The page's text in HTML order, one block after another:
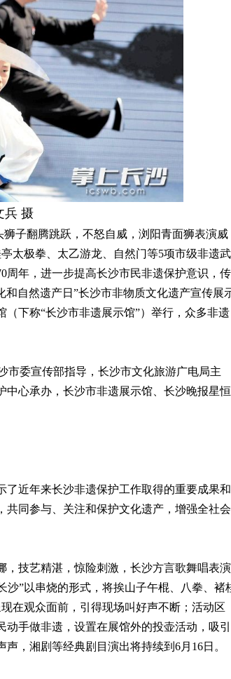
兵 摄
子翻腾跳跃，不怒自威，浏阳青面狮表演威
太极拳、太乙游龙、自然门等5项市级非遗武
年，进一步提高长沙市民非遗保护意识，传
和自然遗产日”长沙市非物质文化遗产宣传展
下称“长沙市非遗展示馆”）举行，众多非遗
委宣传部指导，长沙市文化旅游广电局主
心承办，长沙市非遗展示馆、长沙晚报星恒
近年来长沙非遗保护工作取得的重要成果和
同参与、关注和保护文化遗产，增强全社会
技艺精湛，惊险刺激，长沙方言歌舞唱表演
沙”以串烧的形式，将挨山子午棍、八拳、褚
在观众面前，引得现场叫好声不断；活动区
手做非遗，设置在展馆外的投壶活动，吸引
，湘剧等经典剧目演出将持续到6月16日。